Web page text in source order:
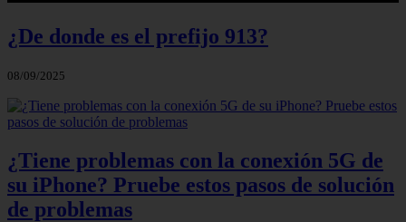
¿De donde es el prefijo 913?
08/09/2025
¿Tiene problemas con la conexión 5G de
su iPhone? Pruebe estos pasos de solución
de problemas